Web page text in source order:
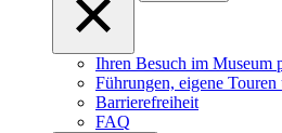
Ihren Besuch im Museum
Führungen, eigene
Barrierefreiheit
FAQ